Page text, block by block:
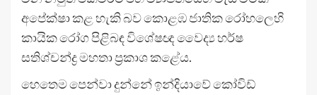
අපේක්ෂා කළ හැකි බව කොළඹ ජාතික රෝහලෙහි
කායික රෝග පිළිබඳ විශේෂඥ වෛද්‍ය හර්ෂ
සතිශ්චන්ද්‍ර මහතා ප්‍රකාශ කළේය.
හෙතෙම පෙන්වා දුන්නේ ඉන්දියාවේ කෝවිඩ්